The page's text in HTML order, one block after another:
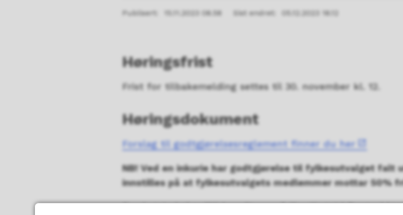
Publisert 15.11.2023 08.58 Sist endret 05.12.2023 18.12
Høringsfrist
Frist for tilbakemelding settes til 30. november kl. 12.
Høringsdokument
Forslag til godtgjørelsesreglement finner du her
NB! Ved en inkurie har godtgjørelse til fylkesutvalget falt
innstilles på at fylkesutvalgets medlemmer mottar 50%
Forslaget skal politisk vedtas av fylkestinget i Troms i